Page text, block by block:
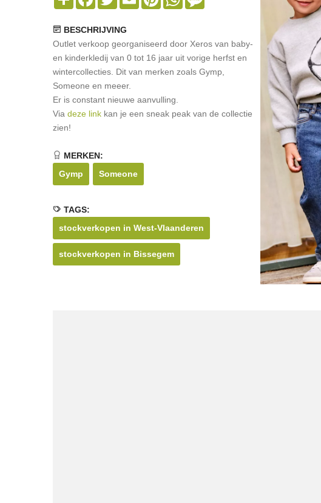
BESCHRIJVING
Outlet verkoop georganiseerd door Xeros van baby-
en kinderkledij van 0 tot 16 jaar uit vorige herfst en
wintercollecties. Dit van merken zoals Gymp,
Someone en meeer.
Er is constant nieuwe aanvulling.
Via deze link kan je een sneak peak van de collectie
zien!
MERKEN:
Gymp
Someone
TAGS:
stockverkopen in West-Vlaanderen
stockverkopen in Bissegem